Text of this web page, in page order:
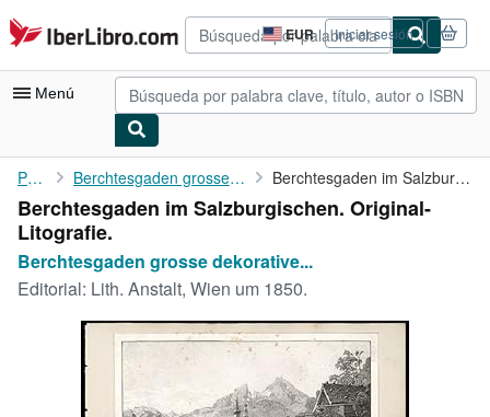
Pasar al contenido principal
IberLibro.com EUR
Preferencias
de
compra
del
Iniciar sesión
Menú
Mi cuenta
Consultar mis pedidos
Búsqueda avanzada
Colecciones
Libros antiguos
Arte y coleccionismo
Vendedores
Portada Berchtesgaden grosse dekorative Lithographie Berchtesgaden im Salzburgischen. Original-Litografie.
Berchtesgaden im Salzburgischen. Original-
Litografie.
Berchtesgaden grosse dekorative...
Editorial: Lith. Anstalt, Wien um 1850.